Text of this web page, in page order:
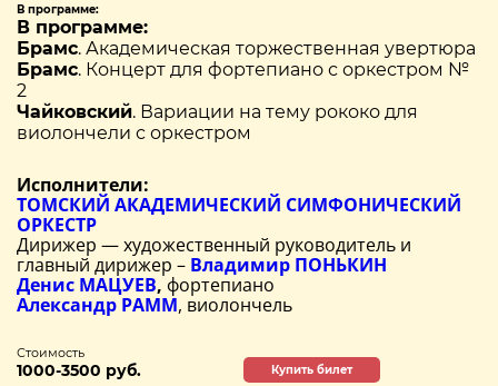
В программе:
В программе:
Брамс. Академическая торжественная увертюра
Брамс. Концерт для фортепиано с оркестром №
2
Чайковский. Вариации на тему рококо для
виолончели с оркестром
Исполнители:
ТОМСКИЙ АКАДЕМИЧЕСКИЙ СИМФОНИЧЕСКИЙ
ОРКЕСТР
Дирижер — художественный руководитель и
главный дирижер – Владимир ПОНЬКИН
Денис МАЦУЕВ,фортепиано
Александр РАММ, виолончель
Стоимость
1000-3500 руб. Купить билет